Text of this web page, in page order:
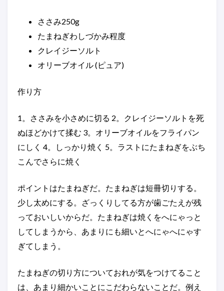
ささみ250g
たまねぎわしづかみ程度
クレイジーソルト
オリーブオイル (ピュア)
作り方
1。ささみを小さめに切る 2。クレイジーソルトを死
ぬほどかけて揉む 3。オリーブオイルをフライパン
にしく 4。しっかり焼く 5。ラストにたまねぎをぶち
こんでさらに焼く
ポイントはたまねぎだ。たまねぎは短冊切りする。
少し太めにする。ざっくりしてる方が歯ごたえが残
っておいしいからだ。たまねぎは焼くをへにゃっと
してしまうから、あまりにも細いとへにゃへにゃす
ぎてしまう。
たまねぎの切り方についておれが気をつけてること
は、あまり細かいことにこだわらないことだ。例え